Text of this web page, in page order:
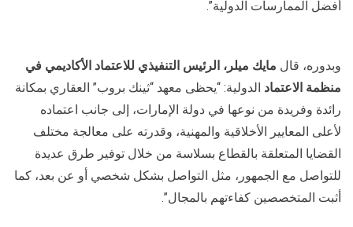
أفضل الممارسات الدولية”.
وبدوره، قال مايك ميلر، الرئيس التنفيذي للاعتماد الأكاديمي في
منظمة الاعتماد الدولية: “يحظى معهد “ثينك بروب” العقاري بمكانة
رائدة وفريدة من نوعها في دولة الإمارات، إلى جانب اعتماده
لأعلى المعايير الأخلاقية والمهنية، وقدرته على معالجة مختلف
القضايا المتعلقة بالقطاع بسلاسة من خلال توفير طرق عديدة
للتواصل مع الجمهور، مثل التواصل بشكل شخصي أو عن بعد، كما
أثبت المتخصصين كفاءتهم بالمجال”.